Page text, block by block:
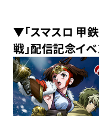
▼「スマスロ 甲
戦」配信記念イ